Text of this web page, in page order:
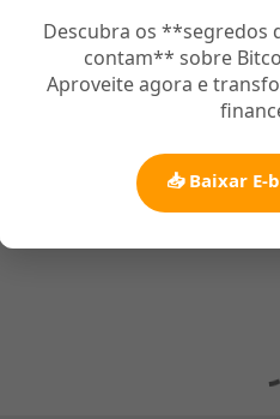
Descubra os **segredos
contam** sobre
Aproveite agora e
📥 Baixar E-